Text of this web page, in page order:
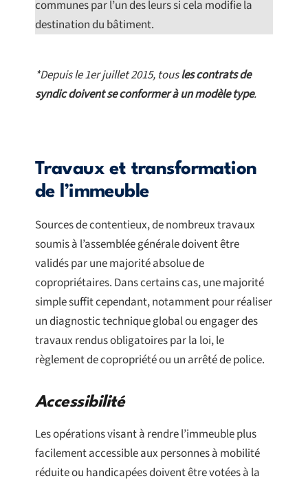
communes par l’un des leurs si cela modifie la
destination du bâtiment.
*Depuis le 1er juillet 2015, tousles contrats de
syndic doivent se conformer à un modèle type.
Travaux et transformation
de l’immeuble
Sources de contentieux, de nombreux travaux
soumis à l’assemblée générale doivent être
validés par une majorité absolue de
copropriétaires. Dans certains cas, une majorité
simple suffit cependant, notamment pour réaliser
un diagnostic technique global ou engager des
travaux rendus obligatoires par la loi, le
règlement de copropriété ou un arrêté de police.
Accessibilité
Les opérations visant à rendre l’immeuble plus
facilement accessible aux personnes à mobilité
réduite ou handicapées doivent être votées à la